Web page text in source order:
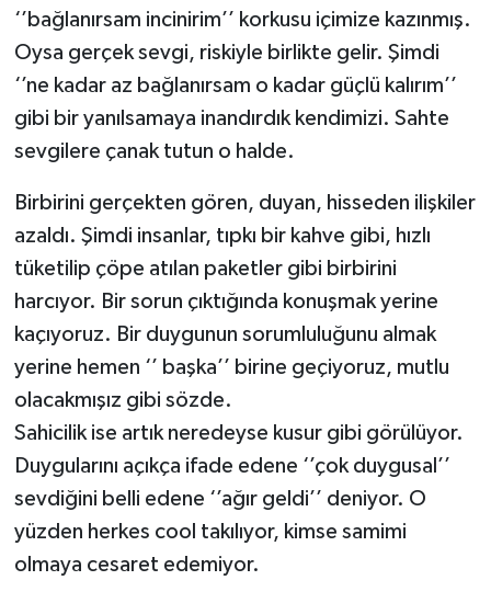
‘’bağlanırsam incinirim’’ korkusu içimize kazınmış.
Oysa gerçek sevgi, riskiyle birlikte gelir. Şimdi
‘’ne kadar az bağlanırsam o kadar güçlü kalırım’’
gibi bir yanılsamaya inandırdık kendimizi. Sahte
sevgilere çanak tutun o halde.
Birbirini gerçekten gören, duyan, hisseden ilişkiler
azaldı. Şimdi insanlar, tıpkı bir kahve gibi, hızlı
tüketilip çöpe atılan paketler gibi birbirini
harcıyor. Bir sorun çıktığında konuşmak yerine
kaçıyoruz. Bir duygunun sorumluluğunu almak
yerine hemen ‘’ başka’’ birine geçiyoruz, mutlu
olacakmışız gibi sözde.
Sahicilik ise artık neredeyse kusur gibi görülüyor.
Duygularını açıkça ifade edene ‘’çok duygusal’’
sevdiğini belli edene ‘’ağır geldi’’ deniyor. O
yüzden herkes cool takılıyor, kimse samimi
olmaya cesaret edemiyor.
Video Haber
Yaşam
Yemek